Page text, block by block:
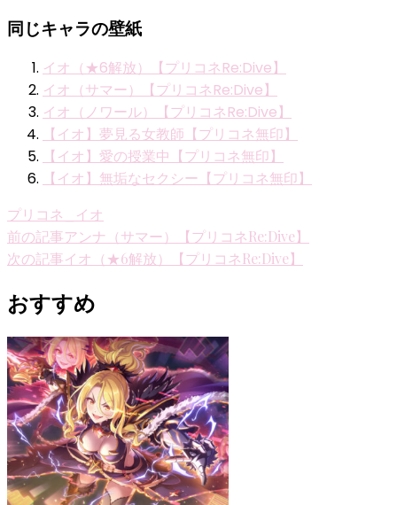
同じキャラの壁紙
イオ（★6解放）【プリコネRe:Dive】
イオ（サマー）【プリコネRe:Dive】
イオ（ノワール）【プリコネRe:Dive】
【イオ】夢見る女教師【プリコネ無印】
【イオ】愛の授業中【プリコネ無印】
【イオ】無垢なセクシー【プリコネ無印】
プリコネ_イオ
投
稿
ナ
ビ
ゲ
ー
シ
ョ
ン
前の記事アンナ（サマー）【プリコネRe:Dive】
次の記事イオ（★6解放）【プリコネRe:Dive】
おすすめ